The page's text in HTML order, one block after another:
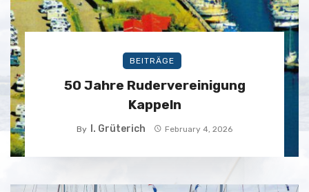
BEITRÄGE
50 Jahre Rudervereinigung
Kappeln
By I. Grüterich February 4, 2026